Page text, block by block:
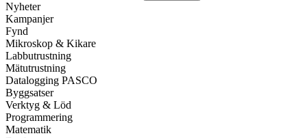
Nyheter
Kampanjer
Fynd
Mikroskop & Kikare
Labbutrustning
Mätutrustning
Datalogging PASCO
Byggsatser
Verktyg & Löd
Programmering
Matematik